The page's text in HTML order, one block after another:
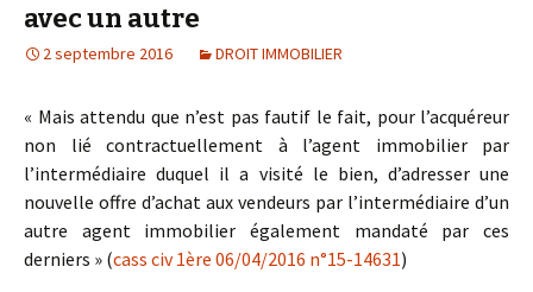
avec un autre
2 septembre 2016 DROIT IMMOBILIER
« Mais attendu que n’est pas fautif le fait, pour l’acquéreur
non lié contractuellement à l’agent immobilier par
l’intermédiaire duquel il a visité le bien, d’adresser une
nouvelle offre d’achat aux vendeurs par l’intermédiaire d’un
autre agent immobilier également mandaté par ces
derniers » (cass civ 1ère 06/04/2016 n°15-14631)